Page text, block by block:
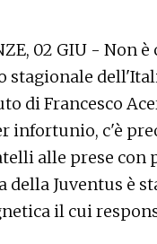
02 GIU -
di Francesco
infortunio, c'è
alle prese con
della Juventus è
il cui